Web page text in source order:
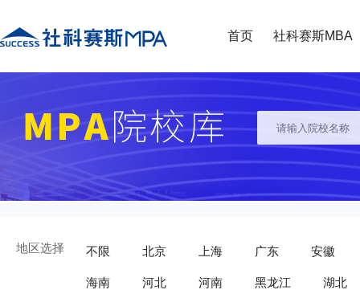
首页 社科赛斯MBA
地区选择 不限 北京 上海 广东 安徽
海南 河北 河南 黑龙江 湖北